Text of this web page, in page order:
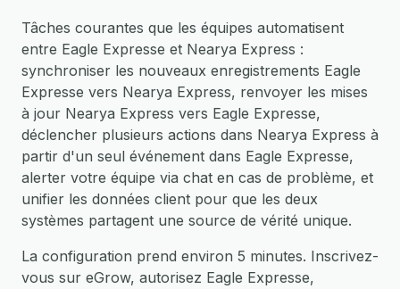
Tâches courantes que les équipes automatisent
entre Eagle Expresse et Nearya Express :
synchroniser les nouveaux enregistrements Eagle
Expresse vers Nearya Express, renvoyer les mises
à jour Nearya Express vers Eagle Expresse,
déclencher plusieurs actions dans Nearya Express à
partir d'un seul événement dans Eagle Expresse,
alerter votre équipe via chat en cas de problème, et
unifier les données client pour que les deux
systèmes partagent une source de vérité unique.
La configuration prend environ 5 minutes. Inscrivez-
vous sur eGrow, autorisez Eagle Expresse,